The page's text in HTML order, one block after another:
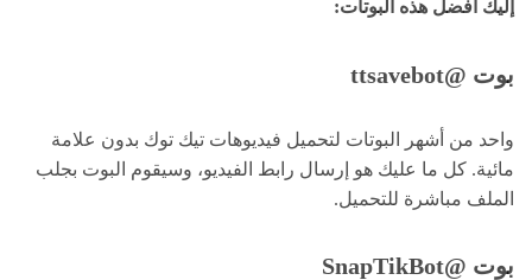
إليك أفضل هذه البوتات:
بوت @ttsavebot
واحد من أشهر البوتات لتحميل فيديوهات تيك توك بدون علامة
مائية. كل ما عليك هو إرسال رابط الفيديو، وسيقوم البوت بجلب
الملف مباشرة للتحميل.
بوت @SnapTikBot